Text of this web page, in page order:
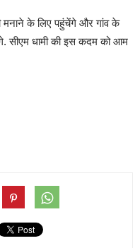
मनाने के लिए पहुंचेंगे और गांव के
सीएम धामी की इस कदम को आम